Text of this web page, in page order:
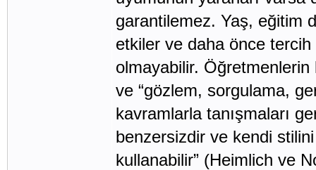
garantilemez. Yaş, eğitim
etkiler ve daha önce
olmayabilir. Öğretmenlerin
ve “gözlem, sorgulama,
kavramlarla tanışmaları
benzersizdir ve kendi
kullanabilir” (Heimlich ve